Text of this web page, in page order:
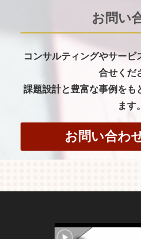
お問い
コンサルティングやサービ
合せくだ
課題設計と豊富な事例をも
ます。
お問い合わ